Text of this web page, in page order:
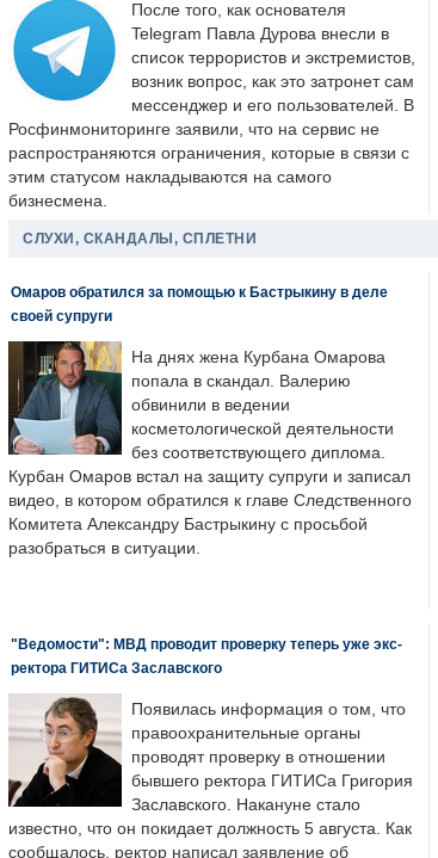
После того, как основателя
Telegram Павла Дурова внесли в
список террористов и экстремистов,
возник вопрос, как это затронет сам
мессенджер и его пользователей. В
Росфинмониторинге заявили, что на сервис не
распространяются ограничения, которые в связи с
этим статусом накладываются на самого
бизнесмена.
СЛУХИ, СКАНДАЛЫ, СПЛЕТНИ
Омаров обратился за помощью к Бастрыкину в деле
своей супруги
На днях жена Курбана Омарова
попала в скандал. Валерию
обвинили в ведении
косметологической деятельности
без соответствующего диплома.
Курбан Омаров встал на защиту супруги и записал
видео, в котором обратился к главе Следственного
Комитета Александру Бастрыкину с просьбой
разобраться в ситуации.
"Ведомости": МВД проводит проверку теперь уже экс-
ректора ГИТИСа Заславского
Появилась информация о том, что
правоохранительные органы
проводят проверку в отношении
бывшего ректора ГИТИСа Григория
Заславского. Накануне стало
известно, что он покидает должность 5 августа. Как
сообщалось, ректор написал заявление об